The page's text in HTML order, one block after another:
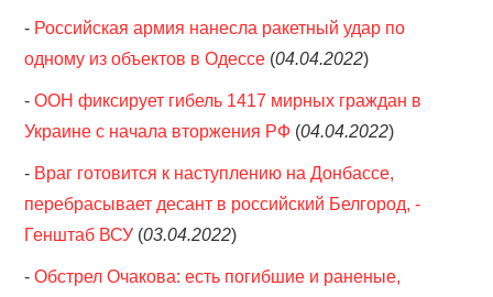
- Российская армия нанесла ракетный удар по
одному из объектов в Одессе (04.04.2022)
-ООН фиксирует гибель 1417 мирных граждан в
Украине с начала вторжения РФ (04.04.2022)
- Враг готовится к наступлению на Донбассе,
перебрасывает десант в российский Белгород, -
Генштаб ВСУ (03.04.2022)
-Обстрел Очакова: есть погибшие и раненые,